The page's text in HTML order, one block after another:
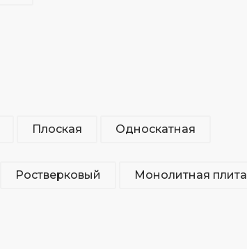
Плоская
Односкатная
Ростверковый
Монолитная плита